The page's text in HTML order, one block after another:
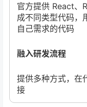
官方提供 React、
成不同类型代码，
自己需求的代码
融入研发流程
提供多种方式，在
接